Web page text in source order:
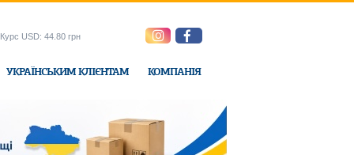
УКРАЇНСЬКИМ КЛІЄНТАМ КОМПАНІЯ
Курс USD: 44.80 грн